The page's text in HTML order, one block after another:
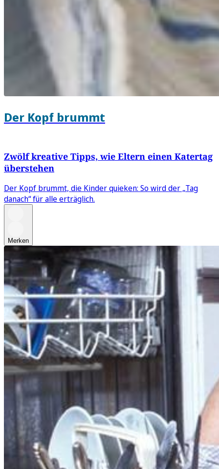
Der Kopf brummt
Zwölf kreative Tipps, wie Eltern einen Katertag
überstehen
Der Kopf brummt, die Kinder quieken: So wird der „Tag
danach“ für alle erträglich.
Merken